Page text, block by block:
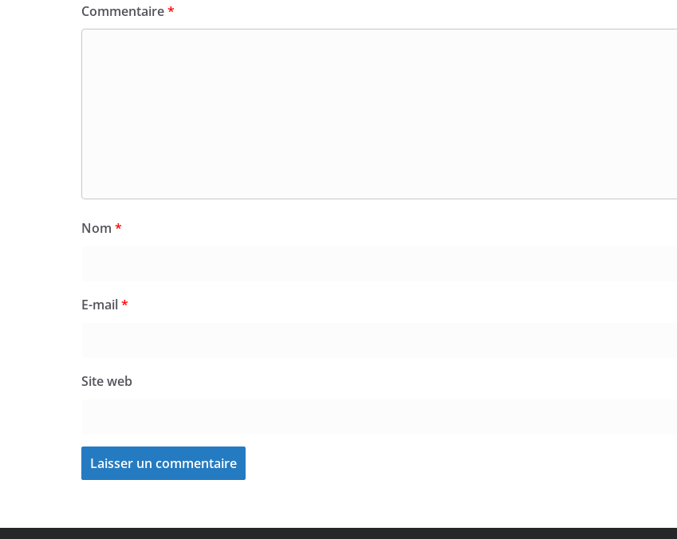
Commentaire*
Nom *
E-mail*
Site web